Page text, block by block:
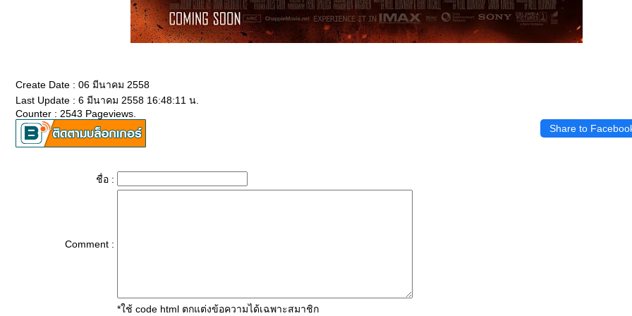
Create Date : 06 มีนาคม 2558
Last Update : 6 มีนาคม 2558 16:48:11 น.
Counter : 2543 Pageviews.
Share to
ชื่อ :
Comment :
*ใช้ code html ตกแต่งข้อความได้เฉพาะสมาชิก